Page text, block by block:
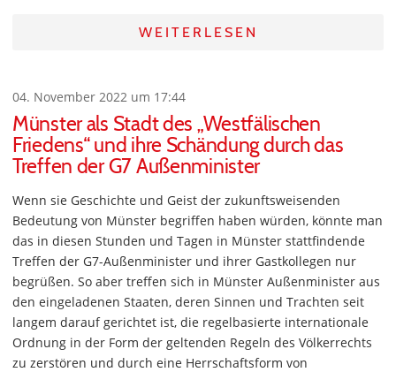
WEITERLESEN
04. November 2022 um 17:44
Münster als Stadt des „Westfälischen
Friedens“ und ihre Schändung durch das
Treffen der G7 Außenminister
Wenn sie Geschichte und Geist der zukunftsweisenden
Bedeutung von Münster begriffen haben würden, könnte man
das in diesen Stunden und Tagen in Münster stattfindende
Treffen der G7-Außenminister und ihrer Gastkollegen nur
begrüßen. So aber treffen sich in Münster Außenminister aus
den eingeladenen Staaten, deren Sinnen und Trachten seit
langem darauf gerichtet ist, die regelbasierte internationale
Ordnung in der Form der geltenden Regeln des Völkerrechts
zu zerstören und durch eine Herrschaftsform von